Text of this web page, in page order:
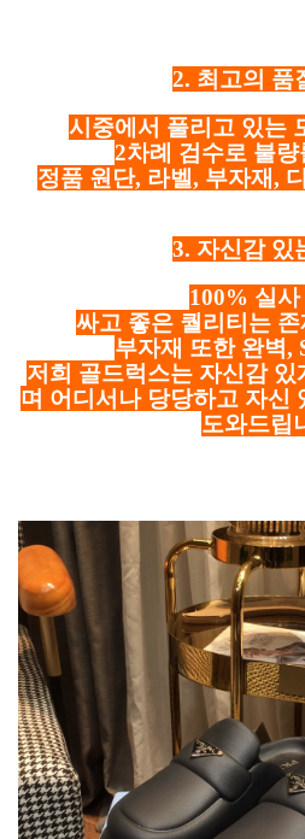
2. 최고의 품
시중에서 풀리고 있는
2차례 검수로 불
정품 원단, 라벨, 부자재,
3. 자신감 있
100% 실
싸고 좋은 퀄리티는
부자재 또한 완벽,
저희 골드럭스는 자신감 있
며 어디서나 당당하고 자신
도와드립